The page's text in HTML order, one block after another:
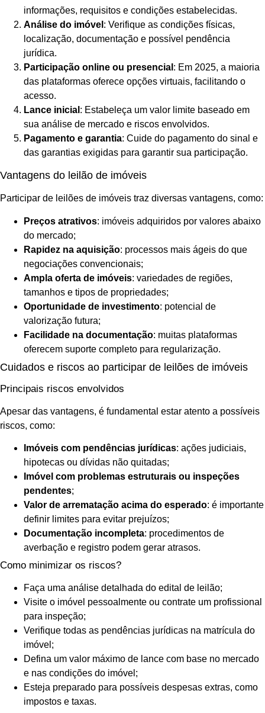
informações, requisitos e condições estabelecidas.
Análise do imóvel : Verifique as condições físicas,
localização, documentação e possível pendência
jurídica.
Participação online ou presencial : Em 2025, a maioria
das plataformas oferece opções virtuais, facilitando o
acesso.
Lance inicial : Estabeleça um valor limite baseado em
sua análise de mercado e riscos envolvidos.
Pagamento e garantia: Cuide do pagamento do sinal e
das garantias exigidas para garantir sua participação.
Vantagens do leilão de imóveis
Participar de leilões de imóveis traz diversas vantagens, como:
Preços atrativos: imóveis adquiridos por valores abaixo
do mercado;
Rapidez na aquisição: processos mais ágeis do que
negociações convencionais;
Ampla oferta de imóveis: variedades de regiões,
tamanhos e tipos de propriedades;
Oportunidade de investimento: potencial de
valorização futura;
Facilidade na documentação: muitas plataformas
oferecem suporte completo para regularização.
Cuidados e riscos ao participar de leilões de imóveis
Principais riscos envolvidos
Apesar das vantagens, é fundamental estar atento a possíveis
riscos, como:
Imóveis com pendências jurídicas: ações judiciais,
hipotecas ou dívidas não quitadas;
Imóvel com problemas estruturais ou inspeções
pendentes;
Valor de arrematação acima do esperado: é importante
definir limites para evitar prejuízos;
Documentação incompleta: procedimentos de
averbação e registro podem gerar atrasos.
Como minimizar os riscos?
Faça uma análise detalhada do edital de leilão;
Visite o imóvel pessoalmente ou contrate um profissional
para inspeção;
Verifique todas as pendências jurídicas na matrícula do
imóvel;
Defina um valor máximo de lance com base no mercado
e nas condições do imóvel;
Esteja preparado para possíveis despesas extras, como
impostos e taxas.